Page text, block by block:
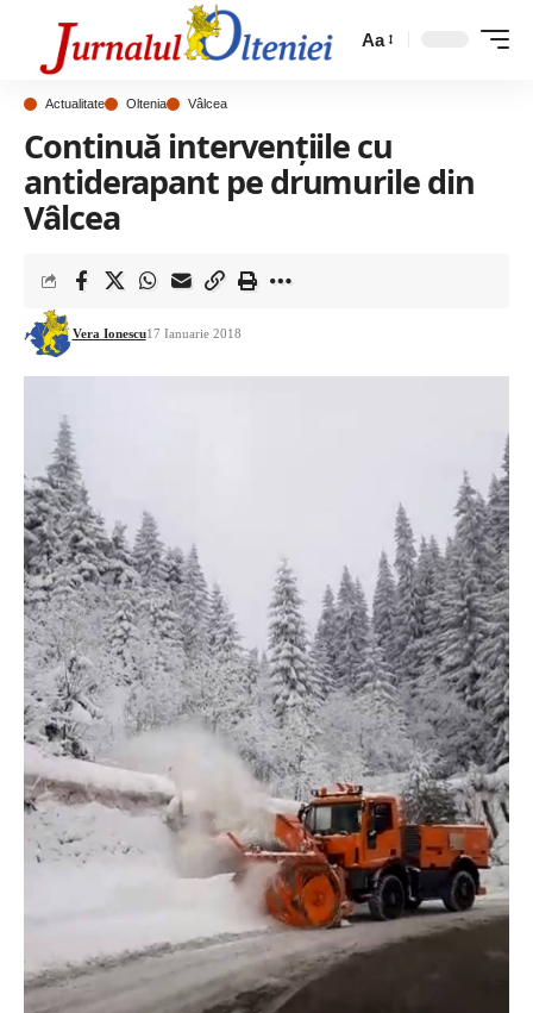
Aa
Actualitate Oltenia Vâlcea
Continuă intervențiile cu
antiderapant pe drumurile din
Vâlcea
Vera Ionescu17 Ianuarie 2018